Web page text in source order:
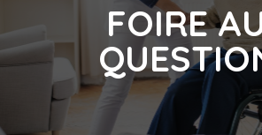
FOIRE